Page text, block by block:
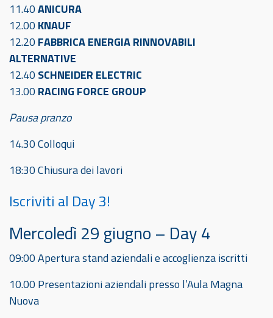
11.40ANICURA
12.00 KNAUF
12.20 FABBRICA ENERGIA RINNOVABILI
ALTERNATIVE
12.40 SCHNEIDER ELECTRIC
13.00 RACING FORCE GROUP
Pausa pranzo
14.30 Colloqui
18:30 Chiusura dei lavori
Iscriviti al Day 3!
Mercoledì 29 giugno – Day 4
09:00 Apertura stand aziendali e accoglienza iscritti
10.00 Presentazioni aziendali presso l’Aula Magna
Nuova